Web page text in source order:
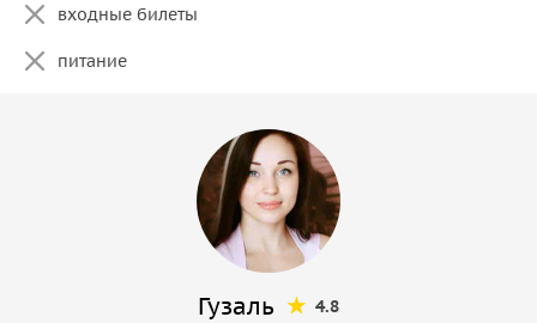
входные билеты
питание
Гузаль 4.8